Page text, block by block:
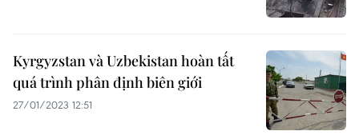
Kyrgyzstan và Uzbekistan hoàn tất
quá trình phân định biên giới
27/01/2023 12:51